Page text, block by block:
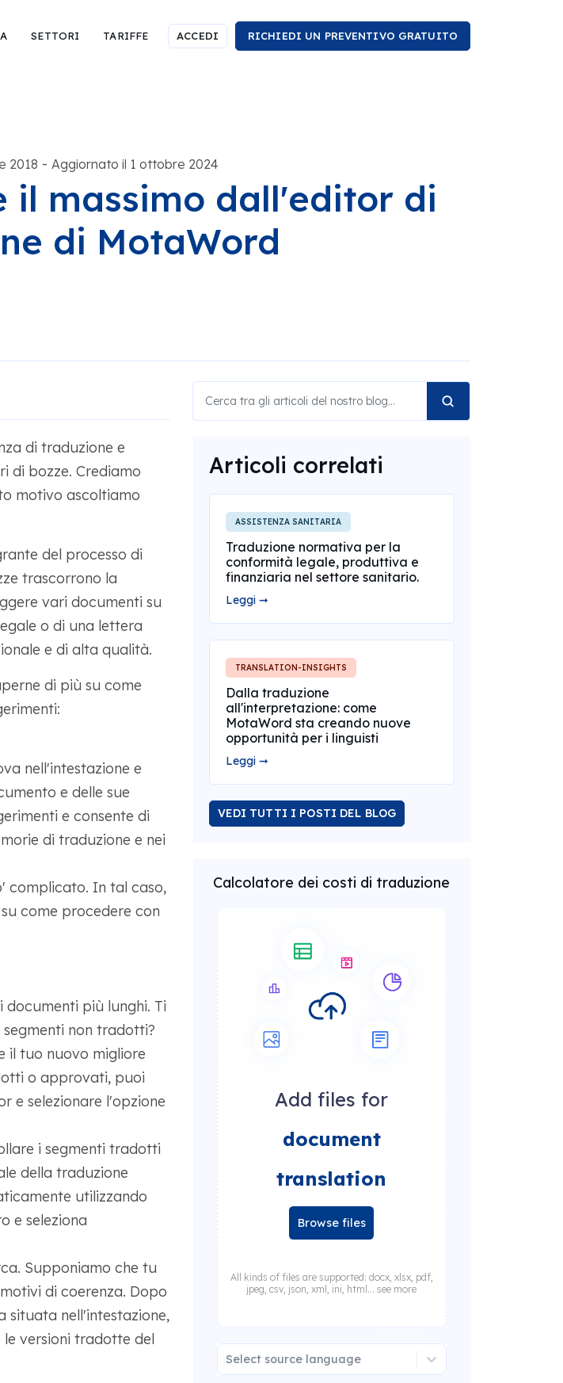
SETTORI TARIFFE ACCEDI RICHIEDI UN PREVENTIVO GRATUITO
2018 - Aggiornato il 1 ottobre 2024
il massimo dall'editor di
di MotaWord
di traduzione e
di bozze. Crediamo
motivo ascoltiamo
del processo di
trascorrono la
vari documenti su
o di una lettera
e di alta qualità.
di più su come
nell'intestazione e
e delle sue
e consente di
di traduzione e nei
complicato. In tal caso,
come procedere con
documenti più lunghi. Ti
non tradotti?
il tuo nuovo migliore
o approvati, puoi
e selezionare l'opzione
i segmenti tradotti
della traduzione
utilizzando
e seleziona
Supponiamo che tu
di coerenza. Dopo
situata nell'intestazione,
versioni tradotte del
Articoli correlati
ASSISTENZA SANITARIA
Traduzione normativa per la
conformità legale, produttiva e
finanziaria nel settore sanitario.
Leggi ➞
TRANSLATION-INSIGHTS
Dalla traduzione
all'interpretazione: come
MotaWord sta creando nuove
opportunità per i linguisti
Leggi ➞
VEDI TUTTI I POSTI DEL BLOG
Calcolatore dei costi di traduzione
Add files for
document
translation
Browse files
All kinds of files are supported: docx, xlsx, pdf,
jpeg, csv, json, xml, ini, html... see more
Select source language